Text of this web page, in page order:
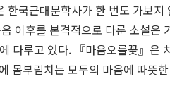
한국근대문학사가 한 번도 가보
이후를 본격적으로 다룬 소설은
다루고 있다. 『마음오를꽃』은
몸부림치는 모두의 마음에 따뜻